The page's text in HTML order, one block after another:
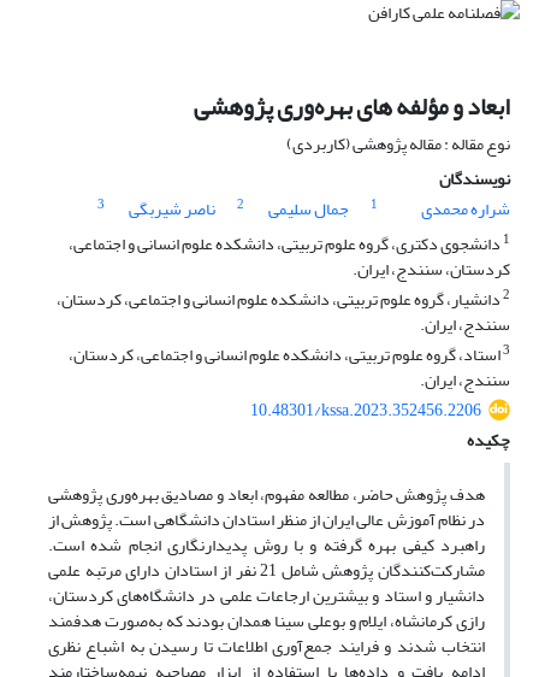
ابعاد و مؤلفه های بهره‌وری پژوهشی
نوع مقاله : مقاله پژوهشی (کاربردی)
نویسندگان
شراره محمدی
1 جمال سلیمی 2 ناصر شیربگی
3
1 دانشجوی دکتری، گروه علوم تربیتی، دانشکده علوم انسانی و اجتماعی،
کردستان، سنندج، ایران.
2دانشیار، گروه علوم تربیتی، دانشکده علوم انسانی و اجتماعی، کردستان،
سنندج، ایران.
3استاد، گروه علوم تربیتی، دانشکده علوم انسانی و اجتماعی، کردستان،
سنندج، ایران.
10.48301/kssa.2023.352456.2206
چکیده
هدف پژوهش حاضر، مطالعه مفهوم، ابعاد و مصادیق بهره‌وری پژوهشی
در نظام آموزش عالی ایران از منظر استادان دانشگاهی است. پژوهش از
راهبرد کیفی بهره گرفته و با روش پدیدارنگاری انجام شده است.
مشارکت‌کنندگان پژوهش شامل 21 نفر از استادان دارای مرتبه علمی
دانشیار و استاد و بیشترین ارجاعات علمی در دانشگاه‌های کردستان،
رازی کرمانشاه، ایلام و بوعلی سینا همدان بودند که به‌صورت هدفمند
انتخاب شدند و فرایند جمع‌آوری اطلاعات تا رسیدن به اشباع نظری